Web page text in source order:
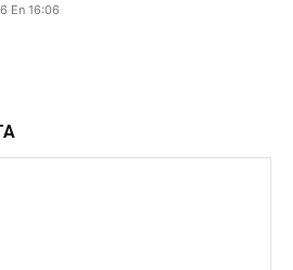
En 16:06